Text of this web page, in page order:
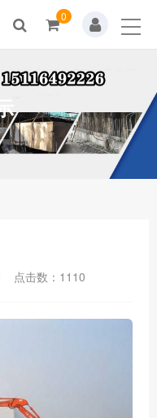
0
点击数： 1110